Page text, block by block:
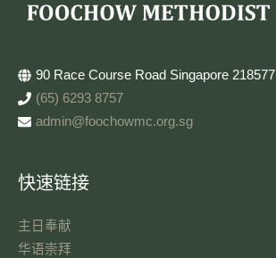
90 Race Course Road Singapore 218577
(65) 6293 8757
admin@foochowmc.org.sg
快速链接
主日奉献​
华语崇拜